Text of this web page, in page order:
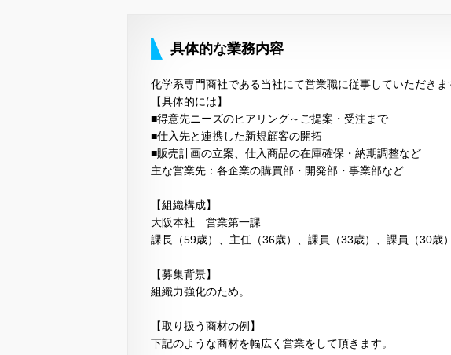
具体的な業務内容
化学系専門商社である当社にて営業職に従事していただきま
【具体的には】
■得意先ニーズのヒアリング～ご提案・受注まで
■仕入先と連携した新規顧客の開拓
■販売計画の立案、仕入商品の在庫確保・納期調整など
主な営業先：各企業の購買部・開発部・事業部など
【組織構成】
大阪本社 営業第一課
課長（59歳）、主任（36歳）、課員（33歳）、課員（30歳
【募集背景】
組織力強化のため。
【取り扱う商材の例】
下記のような商材を幅広く営業をして頂きます。